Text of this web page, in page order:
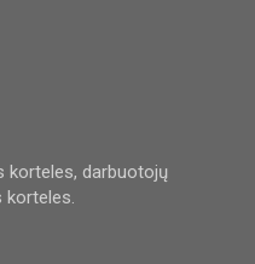
korteles, darbuotojų
korteles.